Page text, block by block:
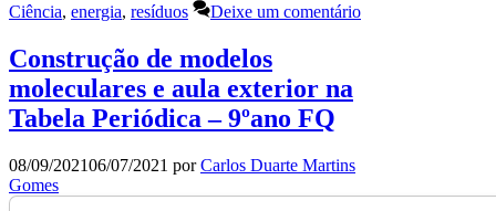
Ciência, energia, resíduos Deixe um comentário
Construção de modelos
moleculares e aula exterior na
Tabela Periódica – 9ºano FQ
08/09/202106/07/2021 porCarlos Duarte Martins
Gomes